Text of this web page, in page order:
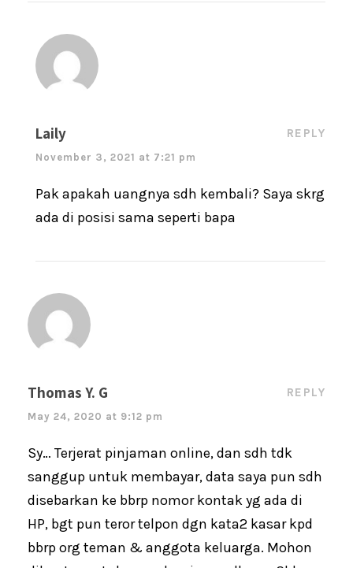
Laily
November 3, 2021 at 7:21 pm
REPLY
Pak apakah uangnya sdh kembali? Saya skrg
ada di posisi sama seperti bapa
Thomas Y. G
May 24, 2020 at 9:12 pm
REPLY
Sy… Terjerat pinjaman online, dan sdh tdk
sanggup untuk membayar, data saya pun sdh
disebarkan ke bbrp nomor kontak yg ada di
HP, bgt pun teror telpon dgn kata2 kasar kpd
bbrp org teman & anggota keluarga. Mohon